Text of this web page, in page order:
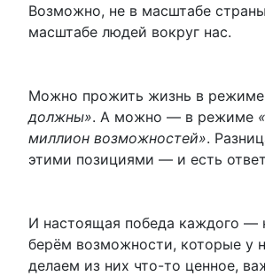
Возможно, не в масштабе
масштабе людей вокруг нас.
Можно прожить жизнь в режиме
должны». А можно — в режиме
миллион возможностей».
этими позициями — и есть
И настоящая победа каждого —
берём возможности, которые у
делаем из них что-то ценное,